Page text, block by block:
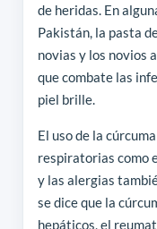
de heridas. En
Pakistán, la pasta
novias y los novios
que combate las
piel brille.
El uso de la
respiratorias como
y las alergias
se dice que la
hepáticos, el